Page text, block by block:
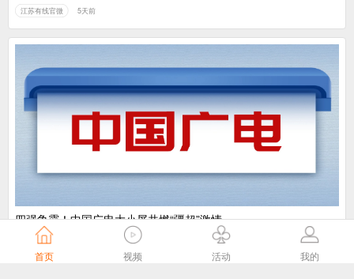
江苏有线官微 5天前
​四强争霸！中国广电大小屏共燃“疆超”激情
中国广电
首页 视频 活动 我的